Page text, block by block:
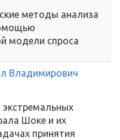
методы анализа
модели спроса
Владимирович
Шоке и их
принятия